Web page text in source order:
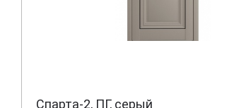
Спарта-2, ПГ, серый